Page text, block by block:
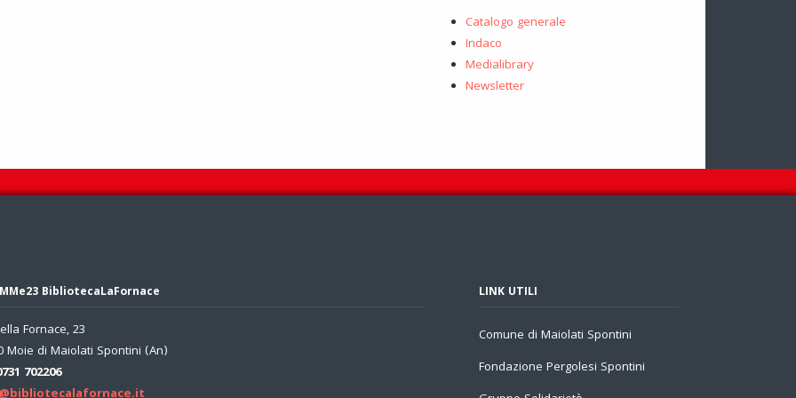
Catalogo generale
Indaco
Medialibrary
Newsletter
BibliotecaLaFornace
Fornace, 23
Moie di Maiolati Spontini (An)
702206
LINK UTILI
Comune di Maiolati Spontini
Fondazione Pergolesi Spontini